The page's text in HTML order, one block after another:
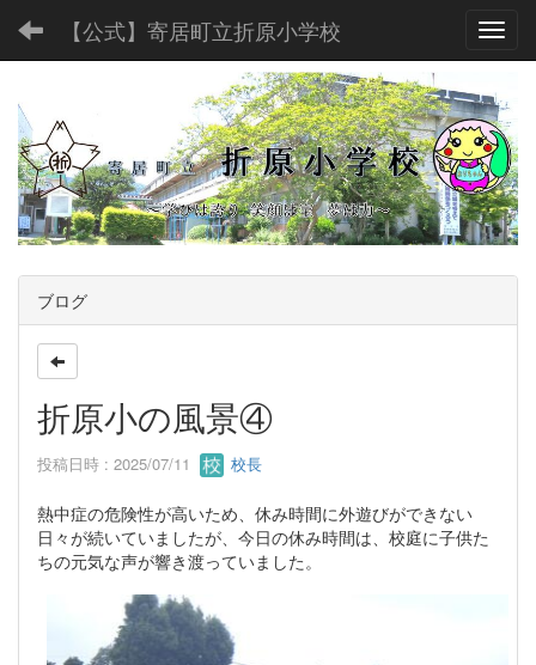
【公式】寄居町立折原小学校
ブログ
折原小の風景④
投稿日時 : 2025/07/11 校長
熱中症の危険性が高いため、休み時間に外遊びができない
日々が続いていましたが、今日の休み時間は、校庭に子供た
ちの元気な声が響き渡っていました。